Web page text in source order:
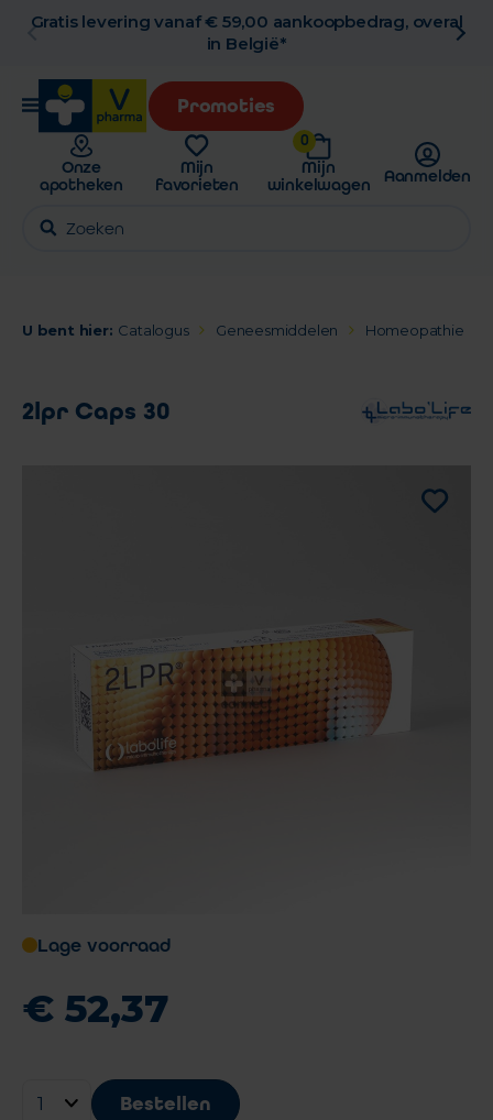
Gratis levering vanaf € 59,00 aankoopbedrag, overal
in België*
Promoties
Onze
apotheken
Mijn
favorieten
0
Mijn
winkelwagen
Aanmelden
U bent hier: Catalogus Geneesmiddelen Homeopathie
2lpr Caps 30
Lage voorraad
€ 52,37
Bestellen